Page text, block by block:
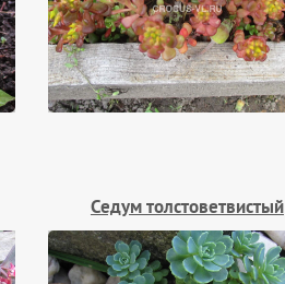
Седум толстоветвистый